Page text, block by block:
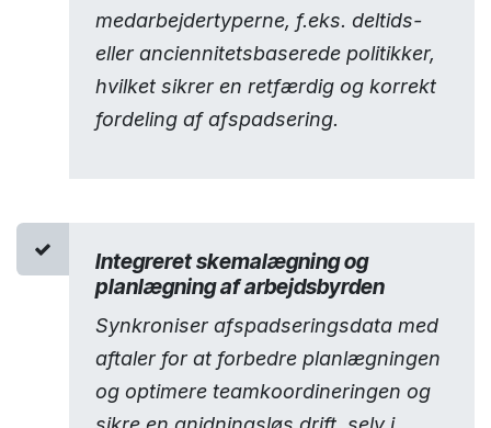
medarbejdertyperne, f.eks. deltids-
eller anciennitetsbaserede politikker,
hvilket sikrer en retfærdig og korrekt
fordeling af afspadsering.
Integreret skemalægning og
planlægning af arbejdsbyrden
Synkroniser afspadseringsdata med
aftaler for at forbedre planlægningen
og optimere teamkoordineringen og